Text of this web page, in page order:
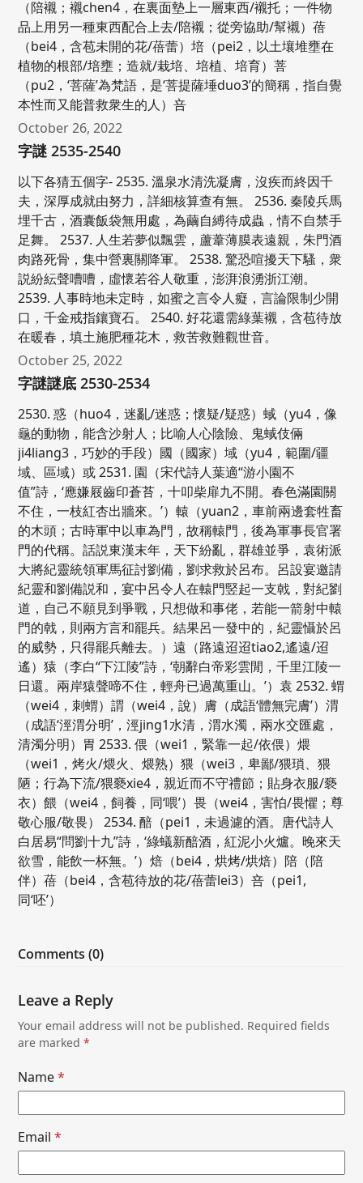
（陪襯；襯chen4，在裏面墊上一層東西/襯托；一件物
品上用另一種東西配合上去/陪襯；從旁協助/幫襯）蓓
（bei4，含苞未開的花/蓓蕾）培（pei2，以土壤堆壅在
植物的根部/培壅；造就/栽培、培植、培育）菩
（pu2，‘菩薩’為梵語，是‘菩提薩埵duo3’的簡稱，指自覺
本性而又能普救衆生的人）咅
October 26, 2022
字謎 2535-2540
以下各猜五個字- 2535. 溫泉水清洗凝膚，沒疾而終因千
夫，深厚成就由努力，詳細核算查有無。 2536. 秦陵兵馬
埋千古，酒囊飯袋無用處，為繭自縛待成蟲，情不自禁手
足舞。 2537. 人生若夢似飄雲，蘆葦薄膜表遠親，朱門酒
肉路死骨，集中營裏關降軍。 2538. 驚恐喧擾天下騷，衆
説紛紜聲嘈嘈，虛懷若谷人敬重，澎湃浪湧浙江潮。
2539. 人事時地未定時，如蜜之言令人癡，言論限制少開
口，千金戒指鑲寶石。 2540. 好花還需綠葉襯，含苞待放
在暖春，填土施肥種花木，救苦救難觀世音。
October 25, 2022
字謎謎底 2530-2534
2530. 惑（huo4，迷亂/迷惑；懷疑/疑惑）蜮（yu4，像
龜的動物，能含沙射人；比喻人心陰險、鬼蜮伎倆
ji4liang3，巧妙的手段）國（國家）域（yu4，範圍/疆
域、區域）或 2531. 園（宋代詩人葉適“游小園不
值”詩，‘應嫌屐齒印蒼苔，十叩柴扉九不開。春色滿園關
不住，一枝紅杏出牆來。’）轅（yuan2，車前兩邊套牲畜
的木頭；古時軍中以車為門，故稱轅門，後為軍事長官署
門的代稱。話説東漢末年，天下紛亂，群雄並爭，袁術派
大將紀靈統領軍馬征討劉備，劉求救於呂布。呂設宴邀請
紀靈和劉備説和，宴中呂令人在轅門竪起一支戟，對紀劉
道，自己不願見到爭戰，只想做和事佬，若能一箭射中轅
門的戟，則兩方言和罷兵。結果呂一發中的，紀靈懾於呂
的威勢，只得罷兵離去。）遠（路遠迢迢tiao2,遙遠/迢
遙）猿（李白“下江陵”詩，‘朝辭白帝彩雲閒，千里江陵一
日還。兩岸猿聲啼不住，輕舟已過萬重山。’）袁 2532. 蝟
（wei4，刺蝟）謂（wei4，說）膚（成語‘體無完膚’）渭
（成語‘涇渭分明’，涇jing1水清，渭水濁，兩水交匯處，
清濁分明）胃 2533. 偎（wei1，緊靠一起/依偎）煨
（wei1，烤火/煨火、煨熟）猥（wei3，卑鄙/猥瑣、猥
陋；行為下流/猥褻xie4，親近而不守禮節；貼身衣服/褻
衣）餵（wei4，飼養，同‘喂’）畏（wei4，害怕/畏懼；尊
敬心服/敬畏） 2534. 醅（pei1，未過濾的酒。唐代詩人
白居易“問劉十九”詩，‘綠蟻新醅酒，紅泥小火爐。晚來天
欲雪，能飲一杯無。’）焙（bei4，烘烤/烘焙）陪（陪
伴）蓓（bei4，含苞待放的花/蓓蕾lei3）咅（pei1,
同‘呸’）
Comments (0)
Leave a Reply
Your email address will not be published. Required fields
are marked*
Name*
Email*